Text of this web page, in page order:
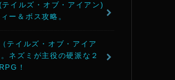
イルズ・オブ・アイアン)
ー＆ボス攻略。
テイルズ・オブ・アイア
ネズミが主役の硬派な２
！